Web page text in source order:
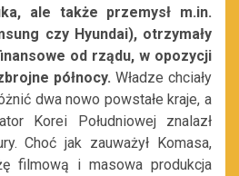
ale także przemysł m.in.
czy Hyundai), otrzymały
od rządu, w opozycji
północy. Władze chciały
dwa nowo powstałe kraje, a
Korei Południowej znalazł
Choć jak zauważył Komasa,
filmową i masowa produkcja